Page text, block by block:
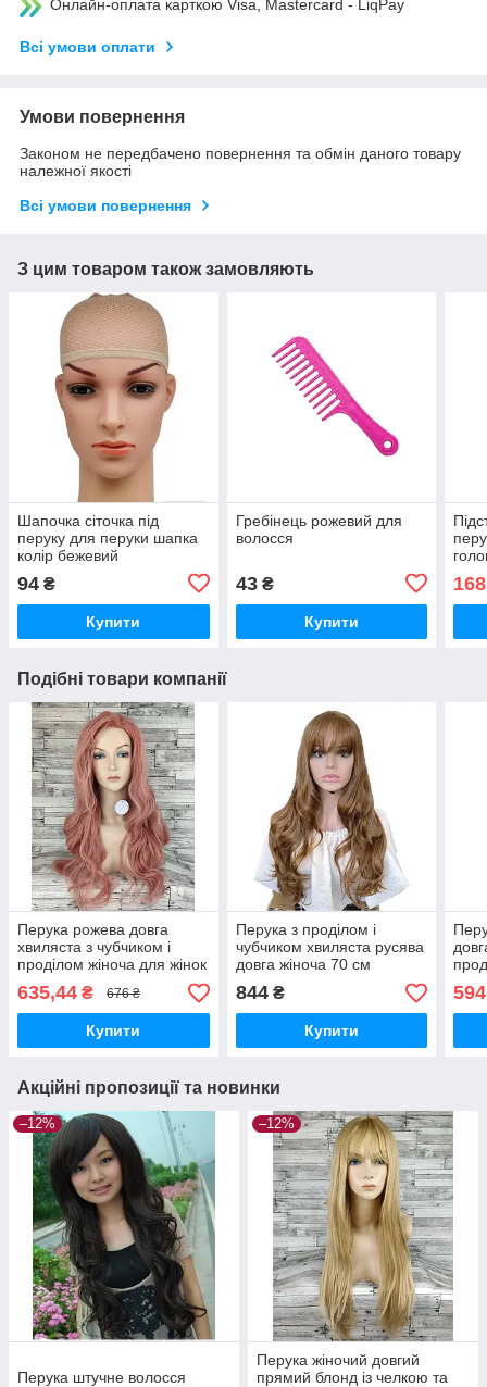
Онлайн-оплата карткою Visa, Mastercard - LiqPay
Всі умови оплати
Умови повернення
Законом не передбачено повернення та обмін даного товару
належної якості
Всі умови повернення
З цим товаром також замовляють
Шапочка сіточка під
перуку для перуки шапка
колір бежевий
94 ₴
Купити
Гребінець рожевий для
волосся
43₴
Купити
Подібні товари компанії
Перука рожева довга
хвиляста з чубчиком і
проділом жіноча для жінок
70см зі штучного волосся
635,44 ₴ 676 ₴
Купити
Перука з проділом і
чубчиком хвиляста русява
довга жіноча 70 см
844₴
Купити
Акційні пропозиції та новинки
–12%
Перука штучне волосся
–12%
Перука жіночий довгий
прямий блонд із челкою та